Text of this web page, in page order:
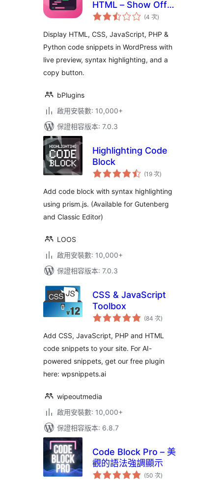
HTML – Show Off
Code Snippets with
(4 次評
分
數
)
Display HTML, CSS, JavaScript, PHP &
Python code snippets in WordPress with
live preview, syntax highlighting, and a
copy button.
bPlugins
啟用安裝數: 10,000+
保證相容版本: 7.0.3
Highlighting Code
Block
(19 次評
分
數
)
Add code block with syntax highlighting
using prism.js. (Available for Gutenberg
and Classic Editor)
LOOS
啟用安裝數: 10,000+
保證相容版本: 7.0.3
CSS & JavaScript
Toolbox
(84 次評
分
數
)
Add CSS, JavaScript, PHP and HTML
code snippets to your site. For AI-
powered snippets, get our free plugin
here: wpsnippets.ai
wipeoutmedia
啟用安裝數: 10,000+
保證相容版本: 6.8.7
Code Block Pro – 美
觀的語法強調顯示
(50 次評
分)